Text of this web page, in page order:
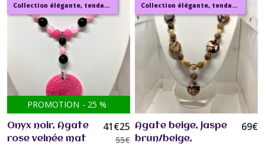
Collection élégante, tendance, moderne, de bijoux en ambre, pierre, perles.
PROMOTION - 25 %
Onyx noir, Agate
rose veinée mat
41€25
55€
Collection élégante, tendance, moderne, de bijoux en ambre, pierre, perles.
Agate beige, jaspe
brun/beige,
69€